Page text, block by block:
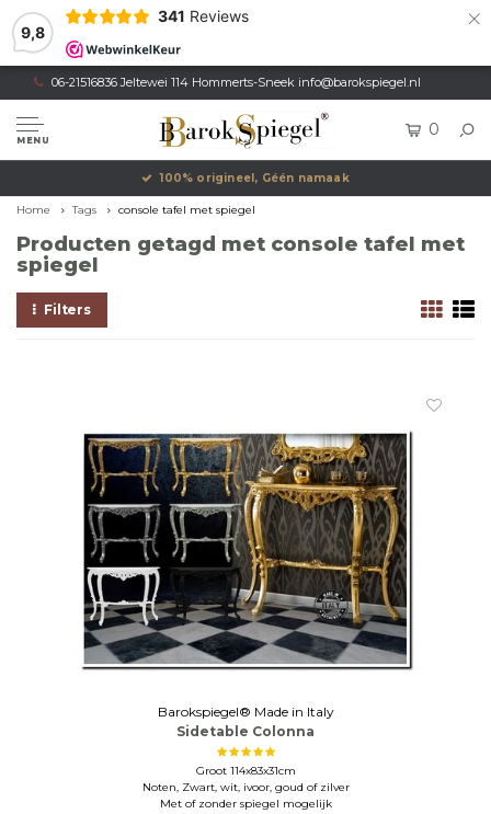
9,8
341 Reviews ×
06-21516836 Jeltewei 114 Hommerts-Sneek info@barokspiegel.nl
MENU
0
100% origineel, Géén namaak
Home Tags console tafel met spiegel
Producten getagd met console tafel met
spiegel
Filters
Barokspiegel® Made in Italy
Sidetable Colonna
Groot 114x83x31cm
Noten, Zwart, wit, ivoor, goud of zilver
Met of zonder spiegel mogelijk